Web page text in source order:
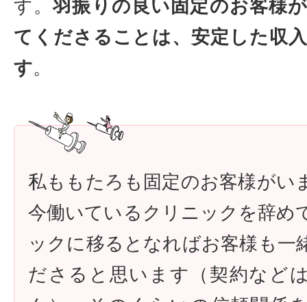
す。羽振りの良い固定のお客様
てくださることは、安定した収
す。
私ももたろも固定のお客様がい
今働いているクリニックを辞め
ックに移るとなればお客様も一
ださると思います（契約など